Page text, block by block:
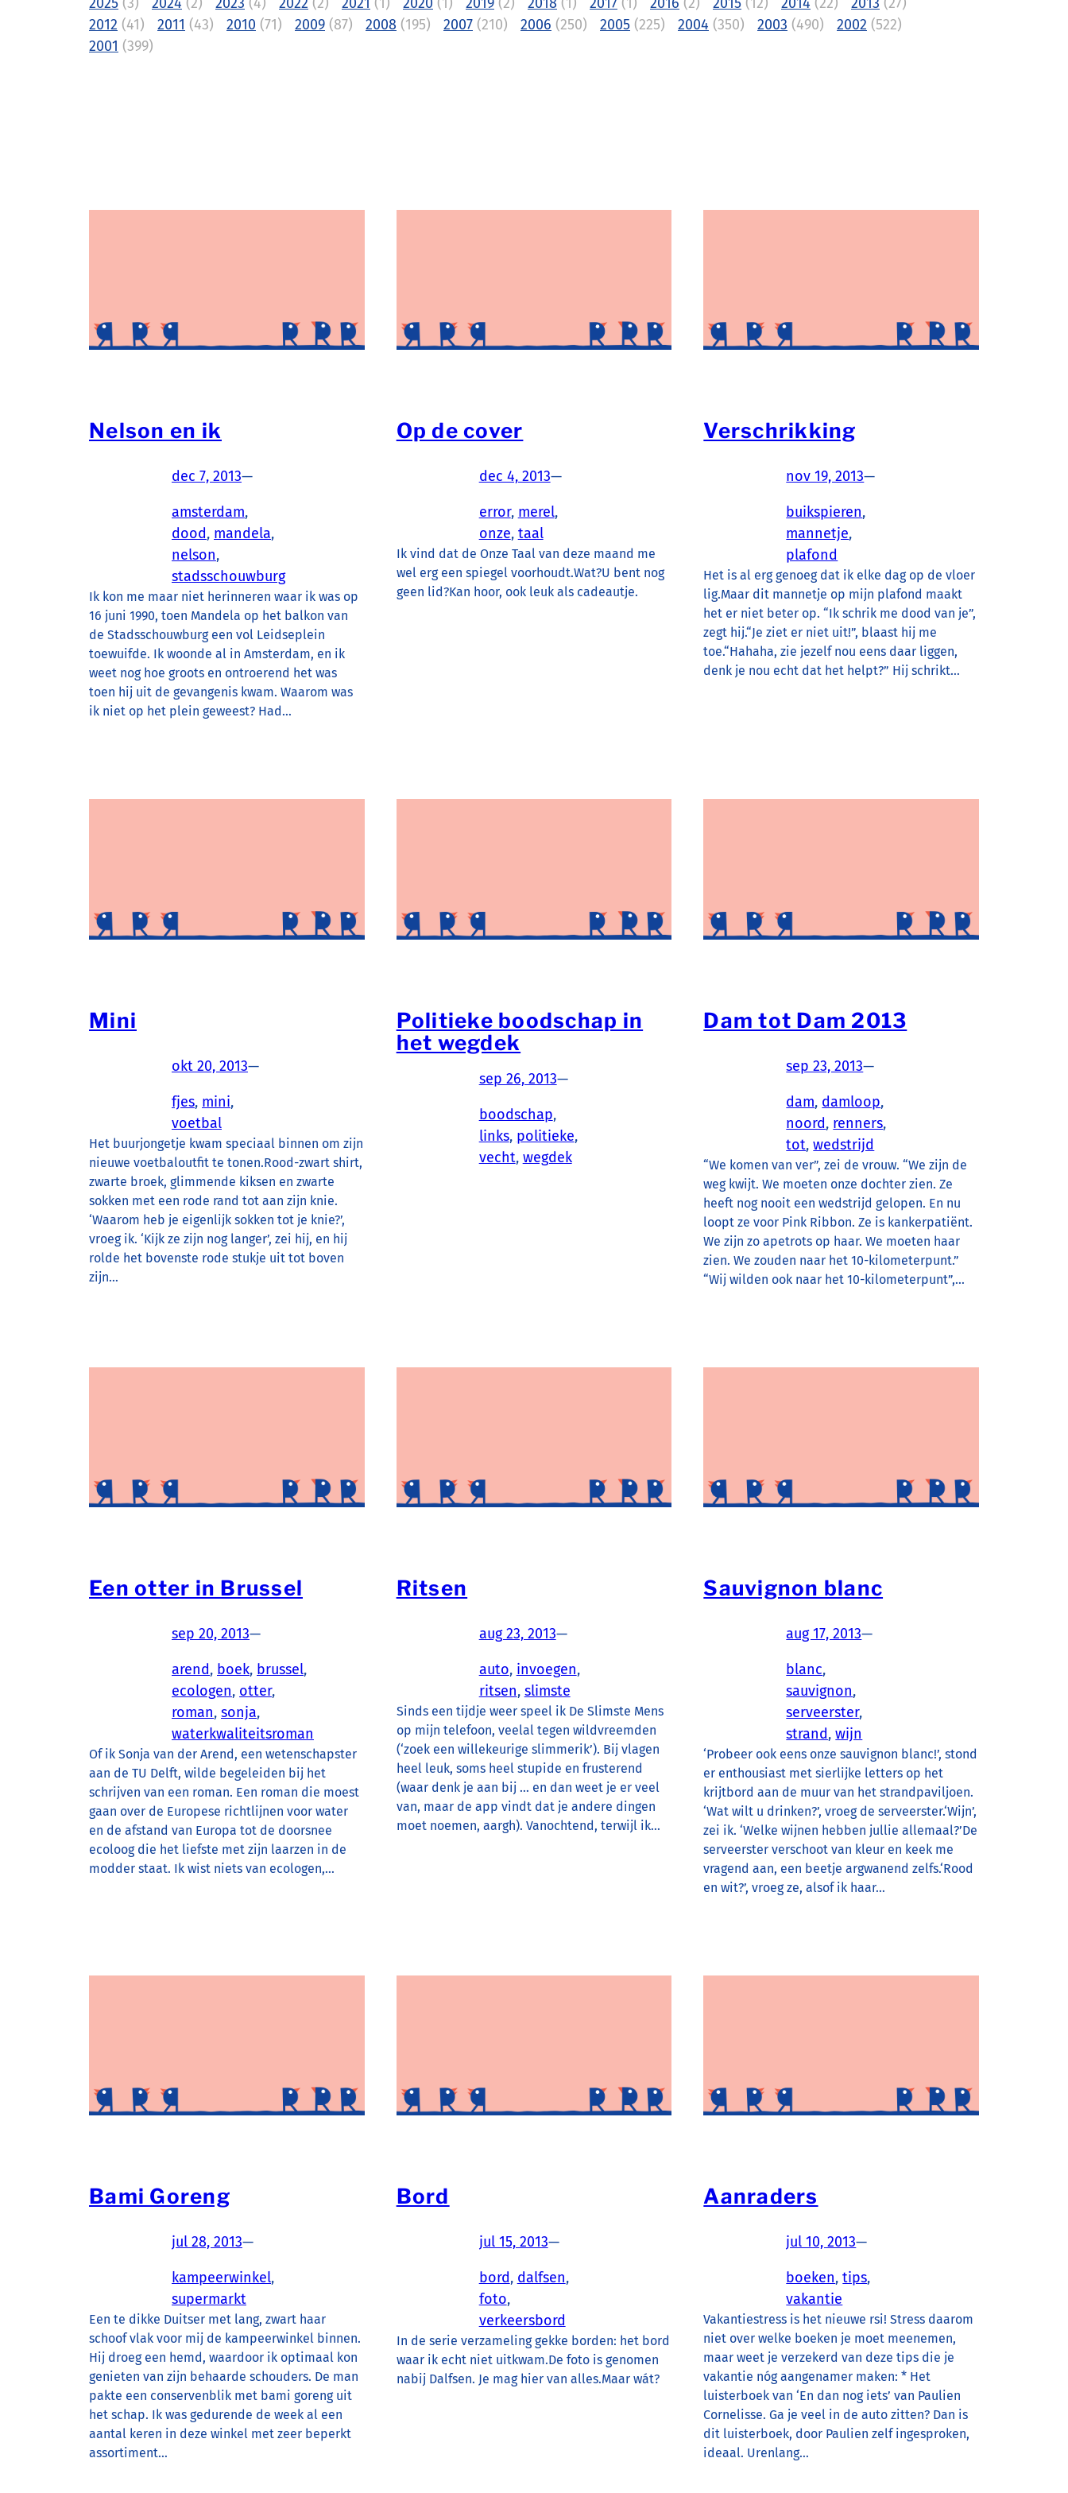
2012 (41) 2011 (43) 2010 (71) 2009 (87) 2008 (195) 2007 (210) 2006 (250) 2005 (225) 2004 (350) 2003 (490) 2002 (522)
2001 (399)
Nelson en ik
dec 7, 2013—
amsterdam
dood, mandela
nelson
stadsschouwburg
Ik kon me maar niet herinneren waar ik was op
16 juni 1990, toen Mandela op het balkon van
de Stadsschouwburg een vol Leidseplein
toewuifde. Ik woonde al in Amsterdam, en ik
weet nog hoe groots en ontroerend het was
toen hij uit de gevangenis kwam. Waarom was
ik niet op het plein geweest? Had…
Op de cover
dec 4, 2013—
error, merel,
onze, taal
Ik vind dat de Onze Taal van deze maand me
wel erg een spiegel voorhoudt.Wat?U bent nog
geen lid?Kan hoor, ook leuk als cadeautje.
Verschrikking
nov 19, 2013—
buikspieren
mannetje
plafond
Het is al erg genoeg dat ik elke dag op de vloer
lig.Maar dit mannetje op mijn plafond maakt
het er niet beter op. “Ik schrik me dood van je”,
zegt hij.“Je ziet er niet uit!”, blaast hij me
toe.“Hahaha, zie jezelf nou eens daar liggen,
denk je nou echt dat het helpt?” Hij schrikt…
Mini
okt 20, 2013—
fjes, mini
voetbal
Het buurjongetje kwam speciaal binnen om zijn
nieuwe voetbaloutfit te tonen.Rood-zwart shirt,
zwarte broek, glimmende kiksen en zwarte
sokken met een rode rand tot aan zijn knie.
‘Waarom heb je eigenlijk sokken tot je knie?’,
vroeg ik. ‘Kijk ze zijn nog langer’, zei hij, en hij
rolde het bovenste rode stukje uit tot boven
zijn…
Politieke boodschap in
het wegdek
sep 26, 2013—
boodschap ,
links, politieke ,
vecht, wegdek
Dam tot Dam 2013
sep 23, 2013—
dam, damloop
noord, renners
tot, wedstrijd
“We komen van ver”, zei de vrouw. “We zijn de
weg kwijt. We moeten onze dochter zien. Ze
heeft nog nooit een wedstrijd gelopen. En nu
loopt ze voor Pink Ribbon. Ze is kankerpatiënt.
We zijn zo apetrots op haar. We moeten haar
zien. We zouden naar het 10-kilometerpunt.”
“Wij wilden ook naar het 10-kilometerpunt”,…
Een otter in Brussel
sep 20, 2013—
arend, boek, brussel
ecologen, otter
roman, sonja
waterkwaliteitsroman
Of ik Sonja van der Arend, een wetenschapster
aan de TU Delft, wilde begeleiden bij het
schrijven van een roman. Een roman die moest
gaan over de Europese richtlijnen voor water
en de afstand van Europa tot de doorsnee
ecoloog die het liefste met zijn laarzen in de
modder staat. Ik wist niets van ecologen,…
Ritsen
aug 23, 2013—
auto, invoegen ,
ritsen, slimste
Sinds een tijdje weer speel ik De Slimste Mens
op mijn telefoon, veelal tegen wildvreemden
(‘zoek een willekeurige slimmerik’). Bij vlagen
heel leuk, soms heel stupide en frusterend
(waar denk je aan bij … en dan weet je er veel
van, maar de app vindt dat je andere dingen
moet noemen, aargh). Vanochtend, terwijl ik…
Sauvignon blanc
aug 17, 2013—
blanc
sauvignon
serveerster
strand, wijn
‘Probeer ook eens onze sauvignon blanc!’, stond
er enthousiast met sierlijke letters op het
krijtbord aan de muur van het strandpaviljoen.
‘Wat wilt u drinken?’, vroeg de serveerster.‘Wijn’,
zei ik. ‘Welke wijnen hebben jullie allemaal?’De
serveerster verschoot van kleur en keek me
vragend aan, een beetje argwanend zelfs.‘Rood
en wit?’, vroeg ze, alsof ik haar…
Bami Goreng
jul 28, 2013—
kampeerwinkel
supermarkt
Een te dikke Duitser met lang, zwart haar
schoof vlak voor mij de kampeerwinkel binnen.
Hij droeg een hemd, waardoor ik optimaal kon
genieten van zijn behaarde schouders. De man
pakte een conservenblik met bami goreng uit
het schap. Ik was gedurende de week al een
aantal keren in deze winkel met zeer beperkt
assortiment…
Bord
jul 15, 2013—
bord, dalfsen ,
foto ,
verkeersbord
In de serie verzameling gekke borden: het bord
waar ik echt niet uitkwam.De foto is genomen
nabij Dalfsen. Je mag hier van alles.Maar wát?
Aanraders
jul 10, 2013—
boeken, tips
vakantie
Vakantiestress is het nieuwe rsi! Stress daarom
niet over welke boeken je moet meenemen,
maar weet je verzekerd van deze tips die je
vakantie nóg aangenamer maken: * Het
luisterboek van ‘En dan nog iets’ van Paulien
Cornelisse. Ga je veel in de auto zitten? Dan is
dit luisterboek, door Paulien zelf ingesproken,
ideaal. Urenlang…